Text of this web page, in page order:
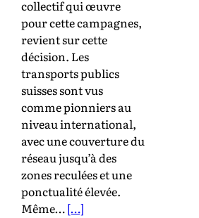
collectif qui œuvre
pour cette campagnes,
revient sur cette
décision. Les
transports publics
suisses sont vus
comme pionniers au
niveau international,
avec une couverture du
réseau jusqu’à des
zones reculées et une
ponctualité élevée.
Même…[…]